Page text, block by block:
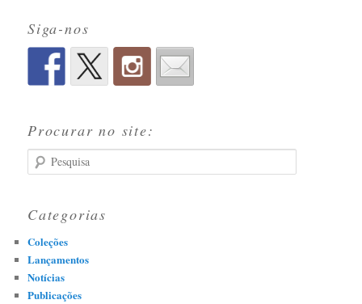
Siga-nos
Procurar no site:
Pesquisa
Categorias
Coleções
Lançamentos
Notícias
Publicações